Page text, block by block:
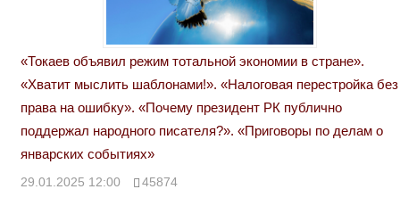
«Токаев объявил режим тотальной экономии в стране».
«Хватит мыслить шаблонами!». «Налоговая перестройка без
права на ошибку». «Почему президент РК публично
поддержал народного писателя?». «Приговоры по делам о
январских событиях»
29.01.2025 12:00 45874